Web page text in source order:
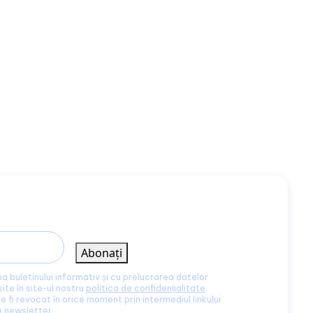
Abonați
buletinului informativ și cu prelucrarea datelor
în site-ul nostru politica de confidențialitate.
fi revocat în orice moment prin intermediul linkului
newsletter.